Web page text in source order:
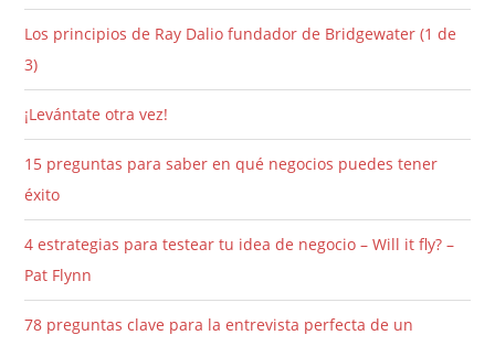
Los principios de Ray Dalio fundador de Bridgewater (1 de
3)
¡Levántate otra vez!
15 preguntas para saber en qué negocios puedes tener
éxito
4 estrategias para testear tu idea de negocio – Will it fly? –
Pat Flynn
78 preguntas clave para la entrevista perfecta de un